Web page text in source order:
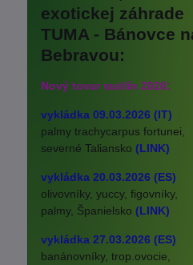
exotickej záhrade
TUMA - Bánovce
Bebravou:
Nový tovar rastlín 2026:
vykládka 09.03.2026 (IT)
palmy trachycarpus fortunei,
severné Taliansko (LINK)
vykládka 20.03.2026 (ES)
olivovníky, yuccy, figovníky,
palmy, Španielsko (LINK)
vykládka 27.03.2026 (ES)
banánovníky, trop.ovocie,